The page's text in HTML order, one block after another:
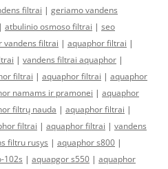
filtrai | geriamo vandens
| atbulinio osmoso filtrai | seo
vandens filtrai | aquaphor filtrai |
| vandens filtrai aquaphor |
filtrai | aquaphor filtrai | aquaphor
namams ir pramonei | aquaphor
filtrų nauda | aquaphor filtrai |
filtrai | aquaphor filtrai | vandens
filtru rusys | aquaphor s800 |
102s | aquapgor s550 | aquaphor